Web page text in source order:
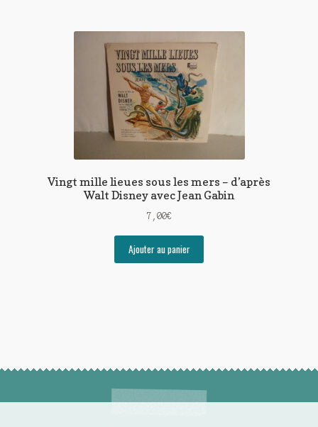
Vingt mille lieues sous les mers – d’après
Walt Disney avec Jean Gabin
7,00€
Ajouter au panier